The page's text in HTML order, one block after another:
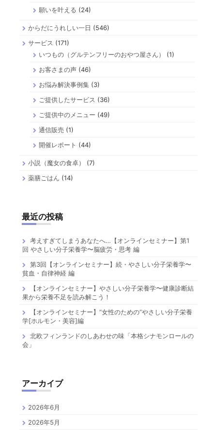
願いを叶える (24)
からだにうれしい一日 (546)
サービス (171)
いつもの（グルテンフリーのおやつ屋さん）
(1)
お客さまの声 (46)
お悩み解決事例集 (3)
ご提供したサービス (36)
ご提供中のメニュー (49)
通信販売 (1)
開催レポート (44)
小説（魔女の食卓）
(7)
薬膳ごはん (14)
最近の投稿
考えすぎてしまうあなたへ…【オンラインセミナー】第1
回 やさしい分子栄養学〜脳疲労・思考 編
第3回【オンラインセミナー】続・やさしい分子栄養学〜
貧血・自律神経 編
【オンラインセミナー】やさしい分子栄養学〜健康診断結
果から栄養不足を読み解こう！
【オンラインセミナー】”女性のための”やさしい分子栄養
学[ホルモン・美容]編
北欧フィンランドのしあわせの味「本格シナモンロールの
会」
アーカイブ
2026年6月
2026年5月